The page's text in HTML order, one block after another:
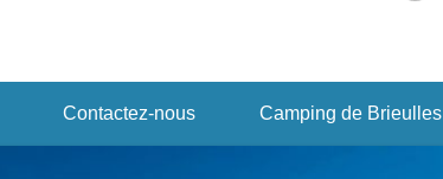
Contactez-nous Camping de Brieulles